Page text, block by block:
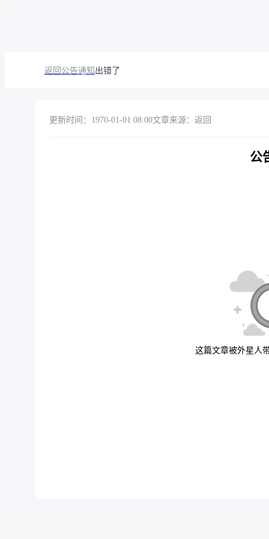
返回公告通知 出错了
更新时间：1970-01-01 08:00文章来源：返回
公
这篇文章被外星人